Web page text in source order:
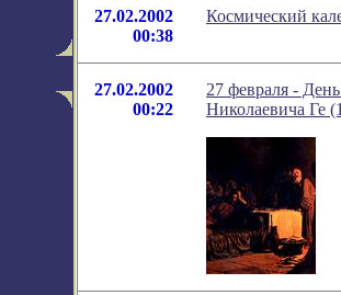
27.02.2002
00:38
Космический
27.02.2002
00:22
27 февраля -
Николаевича Ге